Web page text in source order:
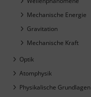
Mechanische Energie
Gravitation
Mechanische Kraft
Optik
Atomphysik
Physikalische Grundlagen